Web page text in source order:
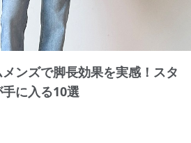
ンズで脚長効果を実感！スタ
に入る10選